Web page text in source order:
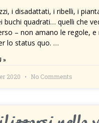
i disadattati, i ribelli, i
buchi quadrati… quelli che
– non amano le regole, e
lo status quo. …
»
2020 No Comments